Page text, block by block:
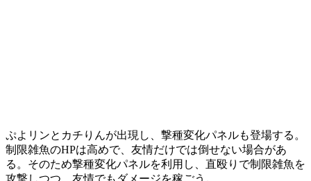
ぷよリンとカチりんが出現し、撃種変化パネルも登場する。
制限雑魚のHPは高めで、友情だけでは倒せない場合があ
る。そのため撃種変化パネルを利用し、直殴りで制限雑魚を